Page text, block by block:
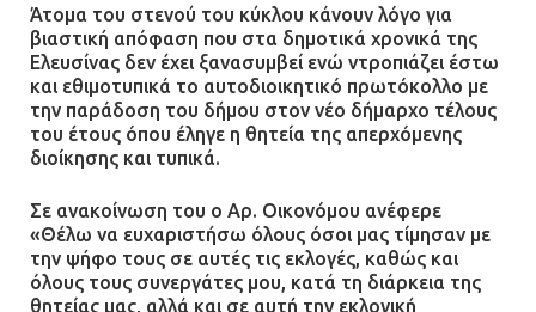
Άτομα του στενού του κύκλου κάνουν λόγο για
βιαστική απόφαση που στα δημοτικά χρονικά της
Ελευσίνας δεν έχει ξανασυμβεί ενώ ντροπιάζει έστω
και εθιμοτυπικά το αυτοδιοικητικό πρωτόκολλο με
την παράδοση του δήμου στον νέο δήμαρχο τέλους
του έτους όπου έληγε η θητεία της απερχόμενης
διοίκησης και τυπικά.
Σε ανακοίνωση του ο Αρ. Οικονόμου ανέφερε
«Θέλω να ευχαριστήσω όλους όσοι μας τίμησαν με
την ψήφο τους σε αυτές τις εκλογές, καθώς και
όλους τους συνεργάτες μου, κατά τη διάρκεια της
θητείας μας, αλλά και σε αυτή την εκλογική